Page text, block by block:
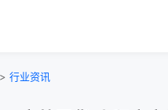
> 行业资讯